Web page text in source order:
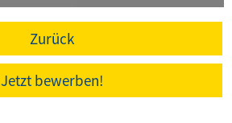
Zurück
Jetzt bewerben!